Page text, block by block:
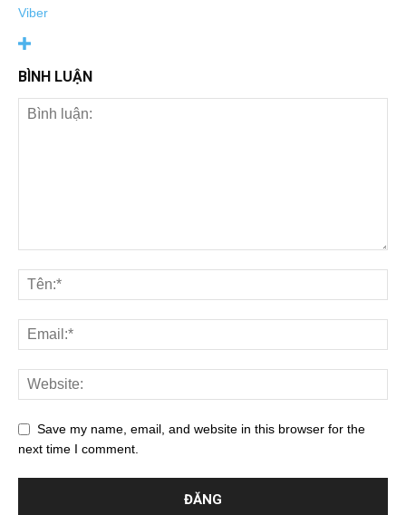
Viber
BÌNH LUẬN
Save my name, email, and website in this browser for the
next time I comment.